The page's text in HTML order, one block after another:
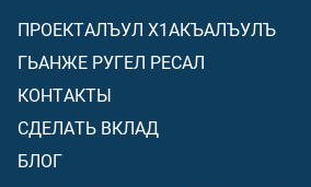
ПРОЕКТАЛЪУЛ Х1АКЪАЛЪУЛЪ
ГЬАНЖЕ РУГЕЛ РЕСАЛ
КОНТАКТЫ
СДЕЛАТЬ ВКЛАД
БЛОГ